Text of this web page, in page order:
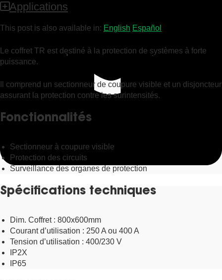
Applications
This post is also available in: English Español
Le coffret TR est destiné à la protection de systèmes à forte
puissance.
Il comprend un sectionneur de coupure visible et un disjoncteur
assurant la protection contre les surintensités.
Fonctionnalités
Sectionneur à coupure visible
Protection des circuits
Surveillance des organes de protection
Spécifications techniques
Dim. Coffret : 800x600mm
Courant d’utilisation : 250 A ou 400 A
Tension d’utilisation : 400/230 V
IP2X
IP65